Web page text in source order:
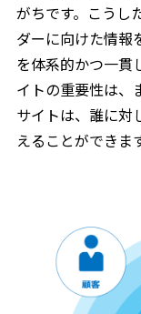
がちです。こうし
ダーに向けた情報
を体系的かつ一貫
イトの重要性は、
サイトは、誰に対
えることができま